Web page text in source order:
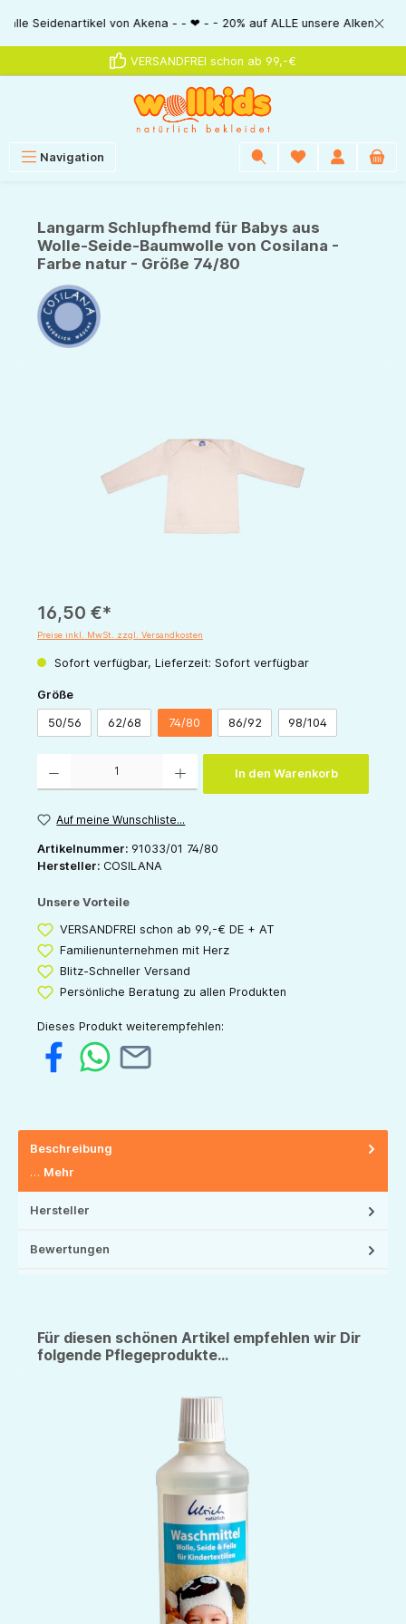
springen von Akena - - ❤ - - 20% auf ALLE unsere Alkena-
VERSANDFREI schon ab 99,-€
Navigation
Langarm Schlupfhemd für Babys aus
Wolle-Seide-Baumwolle von Cosilana -
Farbe natur - Größe 74/80
16,50 €*
Preise inkl. MwSt. zzgl. Versandkosten
Sofort verfügbar, Lieferzeit: Sofort verfügbar
Größeauswählen
50/56 62/68 74/80 86/92 98/104
In den Warenkorb
Auf meine Wunschliste...
Artikelnummer: 91033/01 74/80
Hersteller: COSILANA
Unsere Vorteile
VERSANDFREI schon ab 99,-€ DE + AT
Familienunternehmen mit Herz
Blitz-Schneller Versand
Persönliche Beratung zu allen Produkten
Dieses Produkt weiterempfehlen:
Beschreibung
… Mehr
Hersteller
Bewertungen
Für diesen schönen Artikel empfehlen wir Dir
folgende Pflegeprodukte...